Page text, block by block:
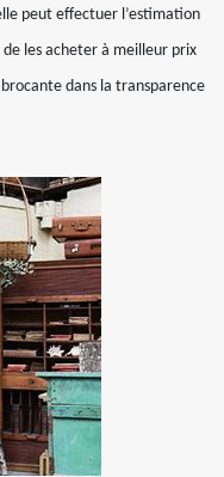
peut effectuer l’estimation
les acheter à meilleur prix
dans la transparence